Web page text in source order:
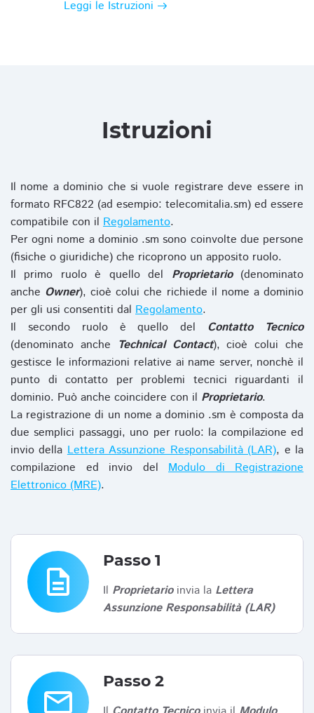
Leggi le Istruzioni
Istruzioni
Il nome a dominio che si vuole registrare deve essere in
formato RFC822 (ad esempio: telecomitalia.sm) ed essere
compatibile con il Regolamento.
Per ogni nome a dominio .sm sono coinvolte due persone
(fisiche o giuridiche) che ricoprono un apposito ruolo.
Il primo ruolo è quello del Proprietario(denominato
anche Owner), cioè colui che richiede il nome a dominio
per gli usi consentiti dal Regolamento.
Il secondo ruolo è quello del Contatto Tecnico
(denominato anche Technical Contact), cioè colui che
gestisce le informazioni relative ai name server, nonchè il
punto di contatto per problemi tecnici riguardanti il
dominio. Può anche coincidere con il Proprietario.
La registrazione di un nome a dominio .sm è composta da
due semplici passaggi, uno per ruolo: la compilazione ed
invio dellaLettera Assunzione Responsabilità (LAR), e la
compilazione ed invio del Modulo di Registrazione
Elettronico (MRE).
description
Passo 1
Il Proprietarioinvia la Lettera
Assunzione Responsabilità (LAR)
email
Passo 2